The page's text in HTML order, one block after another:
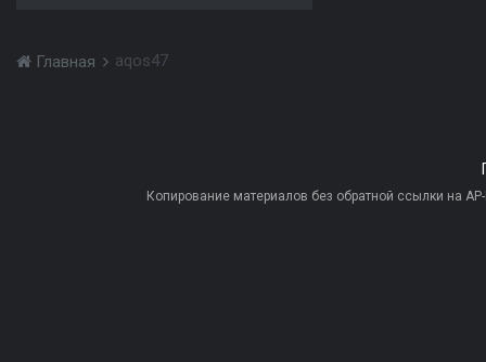
Главная aqos47
Копирование материалов без обратной ссылки на